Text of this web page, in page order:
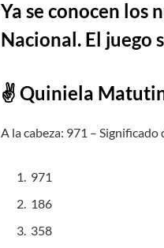
Ya se conocen los
Nacional. El juego
✌ Quiniela
A la cabeza: 971 – Significado
971
186
358